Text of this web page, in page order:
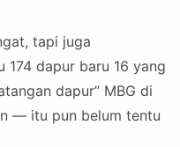
tapi juga
174 dapur baru 16 yang
dapur” MBG di
— itu pun belum tentu